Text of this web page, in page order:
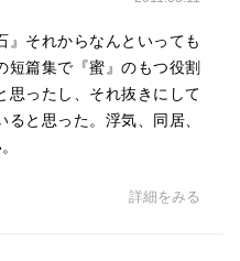
』それからなんといっても
短篇集で『蜜』のもつ役割
思ったし、それ抜きにして
と思った。浮気、同居、
詳細をみる